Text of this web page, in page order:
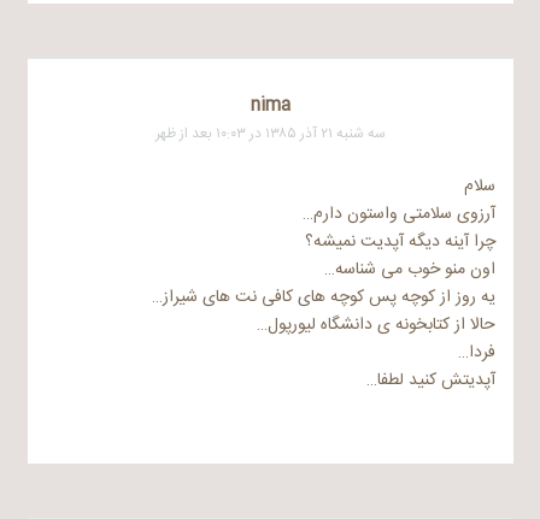
nima
سه شنبه ۲۱ آذر ۱۳۸۵ در ۱۰:۰۳ بعد از ظهر
سلام
آرزوی سلامتی واستون دارم…
چرا آینه دیگه آپدیت نمیشه؟
اون منو خوب می شناسه…
یه روز از کوچه پس کوچه های کافی نت های شیراز…
حالا از کتابخونه ی دانشگاه لیورپول…
فردا…
آپدیتش کنید لطفا…